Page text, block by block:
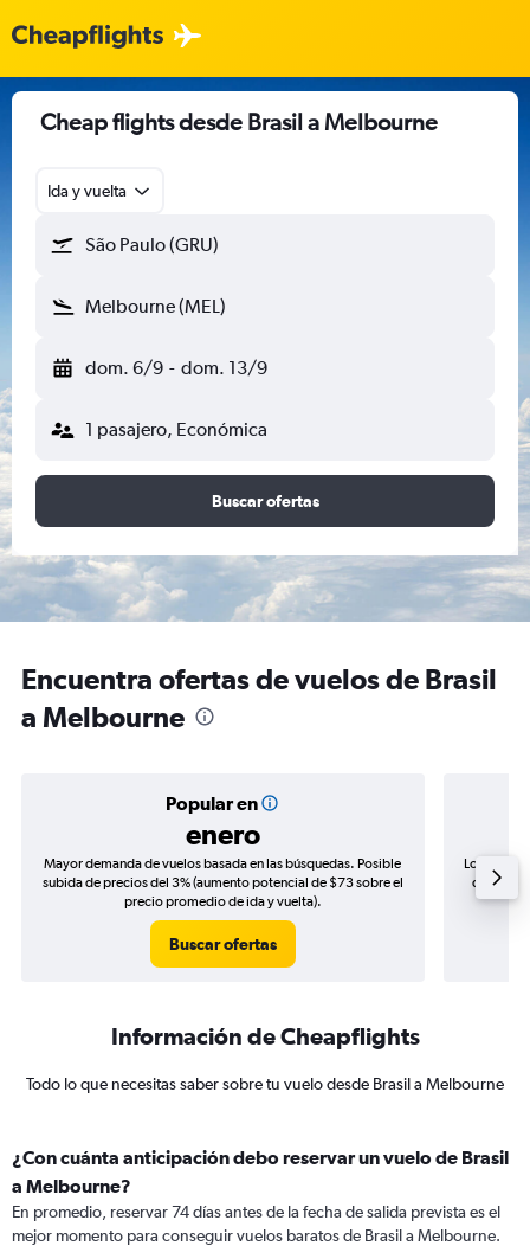
Cheap flights desde Brasil a Melbourne
Ida y vuelta
São Paulo (GRU)
Melbourne (MEL)
dom. 6/9 - dom. 13/9
1 pasajero, Económica
Buscar ofertas
Encuentra ofertas de vuelos de Brasil
a Melbourne
Popular en
enero
Mayor demanda de vuelos basada en las búsquedas. Posible
subida de precios del 3% (aumento potencial de $73 sobre el
precio promedio de ida y vuelta).
Buscar ofertas
Los
de
Información de Cheapflights
Todo lo que necesitas saber sobre tu vuelo desde Brasil a Melbourne
¿Con cuánta anticipación debo reservar un vuelo de Brasil
a Melbourne?
En promedio, reservar 74 días antes de la fecha de salida prevista es el
mejor momento para conseguir vuelos baratos de Brasil a Melbourne.